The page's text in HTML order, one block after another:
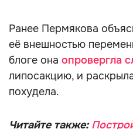
Ранее Пермякова
её внешностью
блоге она опровергла
липосакцию, и
похудела.
Читайте также: